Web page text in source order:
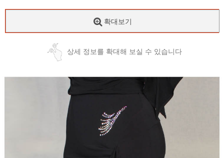
확대보기
상세 정보를 확대해 보실 수 있습니다